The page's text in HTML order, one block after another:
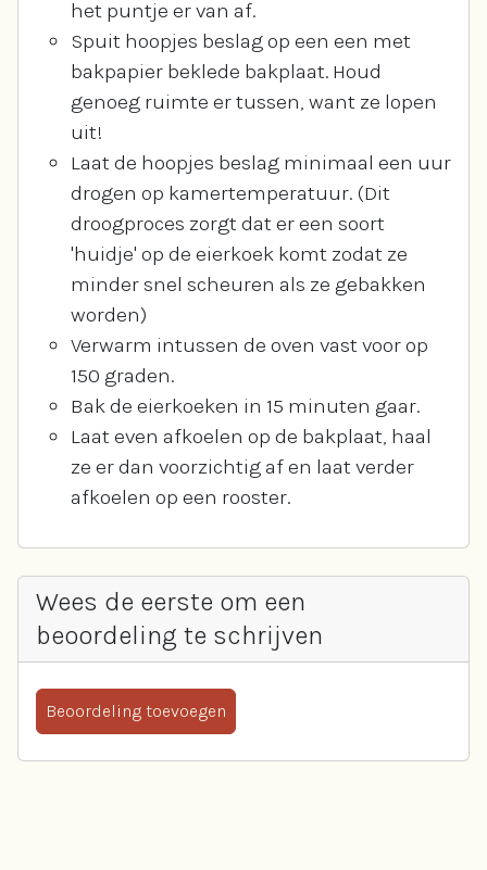
het puntje er van af.
Spuit hoopjes beslag op een een met
bakpapier beklede bakplaat. Houd
genoeg ruimte er tussen, want ze lopen
uit!
Laat de hoopjes beslag minimaal een uur
drogen op kamertemperatuur. (Dit
droogproces zorgt dat er een soort
'huidje' op de eierkoek komt zodat ze
minder snel scheuren als ze gebakken
worden)
Verwarm intussen de oven vast voor op
150 graden.
Bak de eierkoeken in 15 minuten gaar.
Laat even afkoelen op de bakplaat, haal
ze er dan voorzichtig af en laat verder
afkoelen op een rooster.
Wees de eerste om een
beoordeling te schrijven
Beoordeling toevoegen